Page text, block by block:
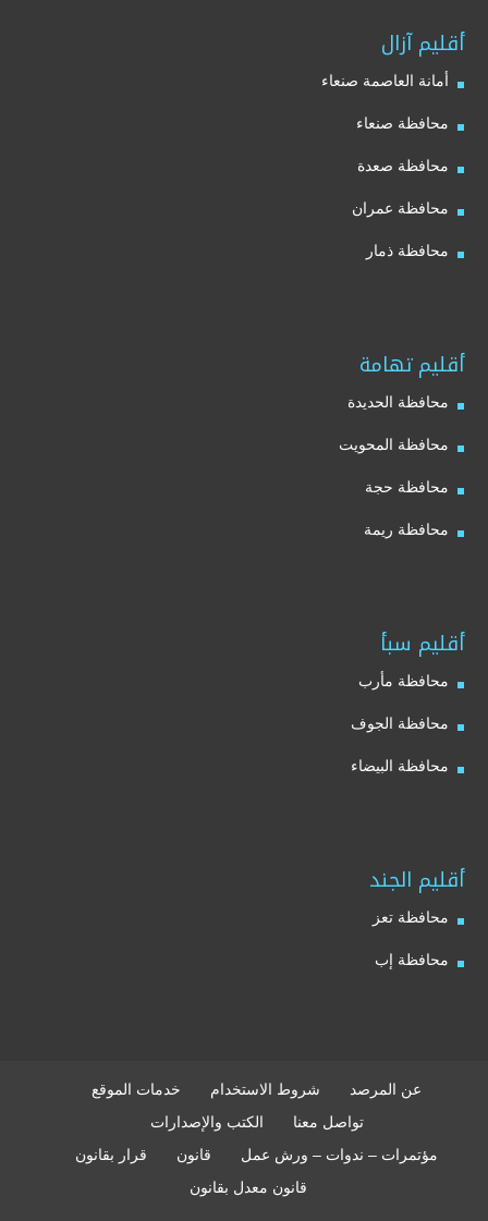
أقليم آزال
أمانة العاصمة صنعاء
محافظة صنعاء
محافظة صعدة
محافظة عمران
محافظة ذمار
أقليم تهامة
محافظة الحديدة
محافظة المحويت
محافظة حجة
محافظة ريمة
أقليم سبأ
محافظة مأرب
محافظة الجوف
محافظة البيضاء
أقليم الجند
محافظة تعز
محافظة إب
عن المرصد شروط الاستخدام
خدمات الموقع
تواصل معنا
الكتب والإصدارات
مؤتمرات – ندوات – ورش عمل
قانون
قرار بقانون
قانون معدل بقانون